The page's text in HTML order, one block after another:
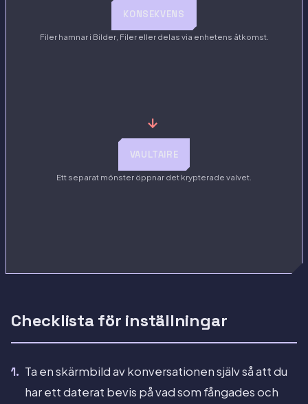
KONSEKVENS
Filer hamnar i Bilder, Filer eller delas via enhetens åtkomst.
→
VAULTAIRE
Ett separat mönster öppnar det krypterade valvet.
Checklista för inställningar
Ta en skärmbild av konversationen själv så att du
har ett daterat bevis på vad som fångades och